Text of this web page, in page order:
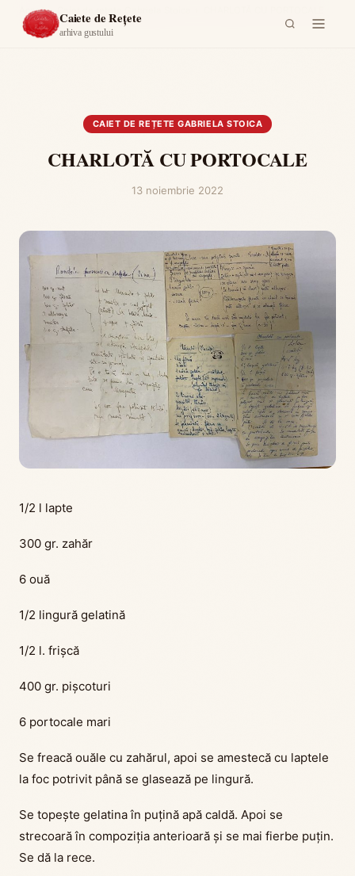
Caiete de Rețete
arhiva gustului
Acasă ›
CAIET DE REȚETE GABRIELA STOICA
CHARLOTĂ CU PORTOCALE
13 noiembrie 2022
1/2 l lapte
300 gr. zahăr
6 ouă
1/2 lingură gelatină
1/2 l. frişcă
400 gr. pişcoturi
6 portocale mari
Se freacă ouăle cu zahărul, apoi se amestecă cu laptele
la foc potrivit până se glasează pe lingură.
Se topeşte gelatina în puţină apă caldă. Apoi se
strecoară în compoziţia anterioară şi se mai fierbe puţin.
Se dă la rece.